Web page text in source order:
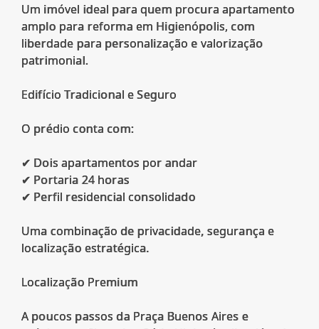
Um imóvel ideal para quem procura apartamento
amplo para reforma em Higienópolis, com
liberdade para personalização e valorização
patrimonial.
Edifício Tradicional e Seguro
O prédio conta com:
✔ Dois apartamentos por andar
✔ Portaria 24 horas
✔ Perfil residencial consolidado
Uma combinação de privacidade, segurança e
localização estratégica.
Localização Premium
A poucos passos da Praça Buenos Aires e